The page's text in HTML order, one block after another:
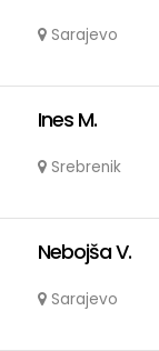
Sarajevo
Ines M.
Srebrenik
Nebojša V.
Sarajevo